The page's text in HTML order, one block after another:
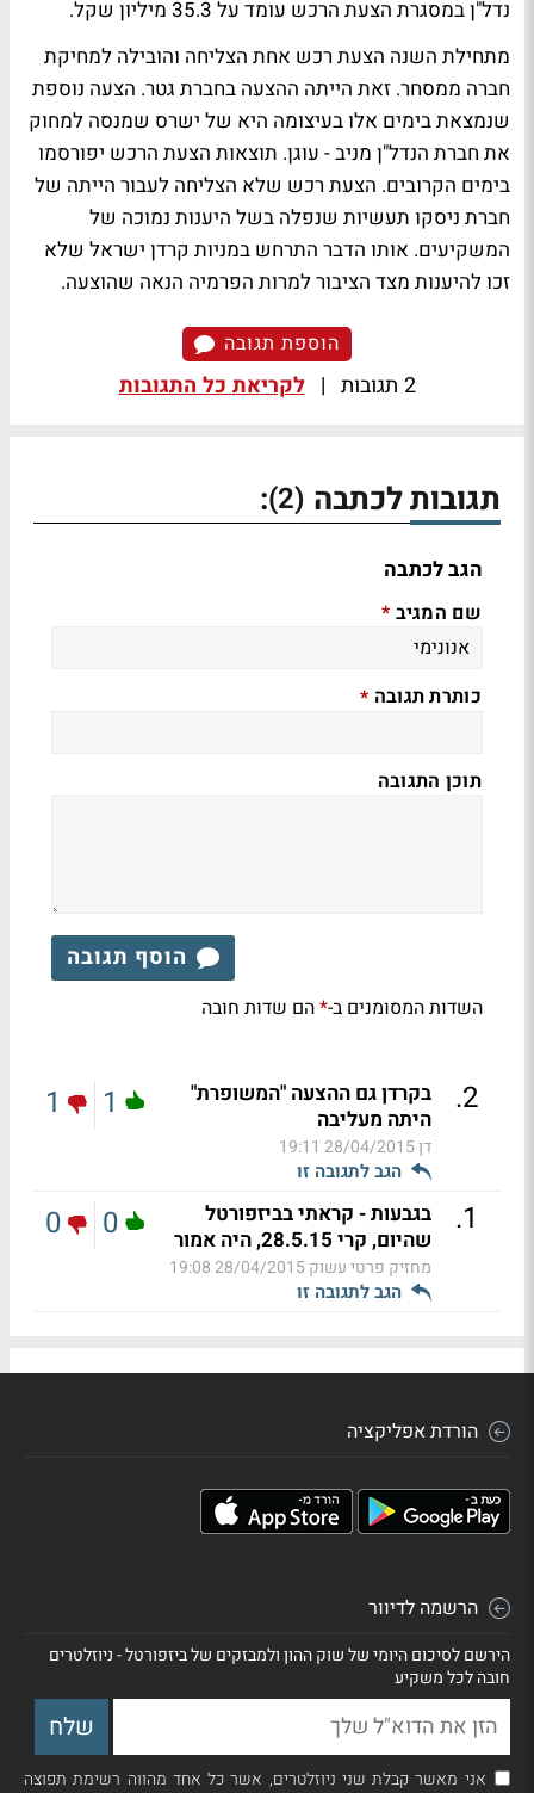
נדל"ן במסגרת הצעת הרכש עומד על 35.3 מיליון שקל.
מתחילת השנה הצעת רכש אחת הצליחה והובילה למחיקת
חברה ממסחר. זאת הייתה ההצעה בחברת גטר. הצעה נוספת
שנמצאת בימים אלו בעיצומה היא של ישרס שמנסה למחוק
את חברת הנדל"ן מניב - עוגן. תוצאות הצעת הרכש יפורסמו
בימים הקרובים. הצעת רכש שלא הצליחה לעבור הייתה של
חברת ניסקו תעשיות שנפלה בשל היענות נמוכה של
המשקיעים. אותו הדבר התרחש במניות קרדן ישראל שלא
זכו להיענות מצד הציבור למרות הפרמיה הנאה שהוצעה.
הוספת תגובה
2 תגובות | לקריאת כל התגובות
תגובות לכתבה (2)
:
הגב לכתבה
שם המגיב *
כותרת תגובה *
תוכן התגובה
הוסף תגובה
השדות המסומנים ב-*הם שדות חובה
2
.
בקרדן גם ההצעה "המשופרת"
היתה מעליבה
דן28/04/2015 19:11
הגב לתגובה זו
1
1
1
.
בגבעות - קראתי בביזפורטל
שהיום, קרי 28.5.15, היה אמור
מחזיק פרטי עשוק28/04/2015 19:08
הגב לתגובה זו
0
0
הורדת אפליקציה
הרשמה לדיוור
הירשם לסיכום היומי של שוק ההון ולמבזקים של ביזפורטל - ניוזלטרים
חובה לכל משקיע
אני מאשר קבלת שני ניוזלטרים, אשר כל אחד מהווה רשימת תפוצה